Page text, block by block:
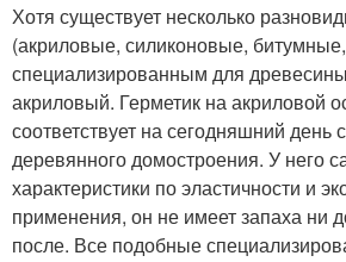
Хотя существует несколько
(акриловые, силиконовые,
специализированным для
акриловый. Герметик на акриловой
соответствует на сегодняшний день
деревянного домостроения. У него
характеристики по эластичности и
применения, он не имеет запаха ни
после. Все подобные